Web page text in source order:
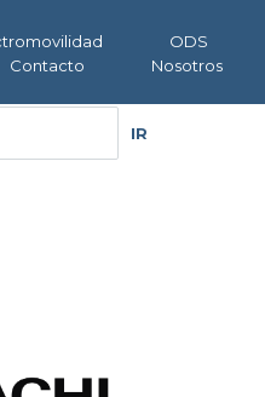
ODS
Contacto
Nosotros
IR